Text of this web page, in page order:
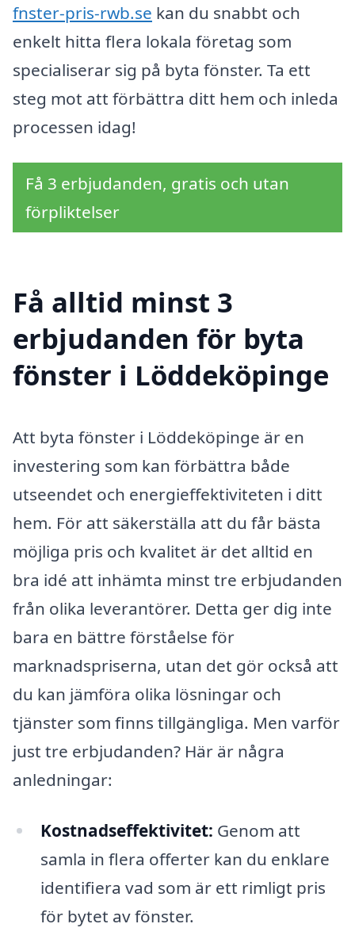
fnster-pris-rwb.se kan du snabbt och
enkelt hitta flera lokala företag som
specialiserar sig på byta fönster. Ta ett
steg mot att förbättra ditt hem och inleda
processen idag!
Få 3 erbjudanden, gratis och utan
förpliktelser
Få alltid minst 3
erbjudanden för byta
fönster i Löddeköpinge
Att byta fönster i Löddeköpinge är en
investering som kan förbättra både
utseendet och energieffektiviteten i ditt
hem. För att säkerställa att du får bästa
möjliga pris och kvalitet är det alltid en
bra idé att inhämta minst tre erbjudanden
från olika leverantörer. Detta ger dig inte
bara en bättre förståelse för
marknadspriserna, utan det gör också att
du kan jämföra olika lösningar och
tjänster som finns tillgängliga. Men varför
just tre erbjudanden? Här är några
anledningar:
Kostnadseffektivitet: Genom att
samla in flera offerter kan du enklare
identifiera vad som är ett rimligt pris
för bytet av fönster.